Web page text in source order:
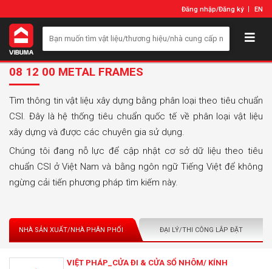
Đăng nhập/Đăng ký EN
08 12 00 METAL FRAMES
Tìm thông tin vật liệu xây dựng bằng phân loại theo tiêu chuẩn
CSI. Đây là hệ thống tiêu chuẩn quốc tế về phân loại vật liệu
xây dựng và được các chuyên gia sử dụng.
Chúng tôi đang nỗ lực để cập nhật cơ sở dữ liệu theo tiêu
chuẩn CSI ở Việt Nam và bằng ngôn ngữ Tiếng Việt để không
ngừng cải tiến phương pháp tìm kiếm này.
NHÀ SẢN XUẤT/NHÀ PHÂN PHỐI ĐẠI LÝ/THI CÔNG LẮP ĐẶT
VIỆT PHÁP_CỬA ĐI & CỬA SỔ NHÔM/ KÍNH